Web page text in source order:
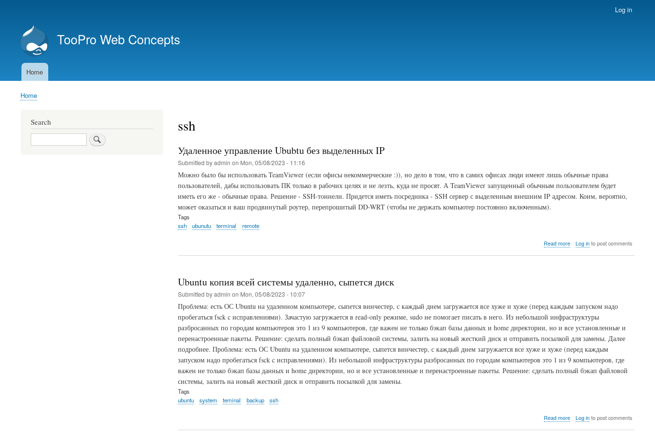
account
menu
Log in
TooPro Web Concepts
MainHome
Breadcrumb
Home
ssh
Удаленное управление Ububtu без выделенных IP
Submitted byadmin on Mon, 05/08/2023 - 11:16
Можно было бы использовать TeamViewer (если офисы некоммерческие :)), но дело в том, что в самих офисах люди имеют лишь обычные права
пользователей, дабы использовать ПК только в рабочих целях и не лезть, куда не просят. А TeamViewer запущенный обычным пользователем будет
иметь его же - обычные права. Решение - SSH-тоннели. Придется иметь посредника - SSH сервер с выделенным внешним IP адресом. Коим, вероятно,
может оказаться и ваш продвинутый роутер, перепрошитый DD-WRT (чтобы не держать компьютер постоянно включенным).
Tags
ssh
ubunutu terminal remote
Read moreabout
Log into post comments
Ubuntu копия всей системы удаленно, сыпется диск
Submitted byadmin on Mon, 05/08/2023 - 10:07
Проблема: есть ОС Ubuntu на удаленном компьютере, сыпется винчестер, с каждый днем загружается все хуже и хуже (перед каждым запуском надо
пробегаться fsck c исправлениями). Зачастую загружается в read-only режиме, sudo не помогает писать в него. Из небольшой инфраструктуры
разбросанных по городам компьютеров это 1 из 9 компьютеров, где важен не только бэкап базы данных и home директории, но и все установленные и
перенастроенные пакеты. Решение: сделать полный бэкап файловой системы, залить на новый жесткий диск и отправить посылкой для замены. Далее
подробнее. Проблема: есть ОС Ubuntu на удаленном компьютере, сыпется винчестер, с каждый днем загружается все хуже и хуже (перед каждым
запуском надо пробегаться fsck c исправлениями). Из небольшой инфраструктуры разбросанных по городам компьютеров это 1 из 9 компьютеров, где
важен не только бэкап базы данных и home директории, но и все установленные и перенастроенные пакеты. Решение: сделать полный бэкап файловой
системы, залить на новый жесткий диск и отправить посылкой для замены.
Tags
ubuntu
system teminal backup ssh
Read moreabout
Log into post comments
Search
Search